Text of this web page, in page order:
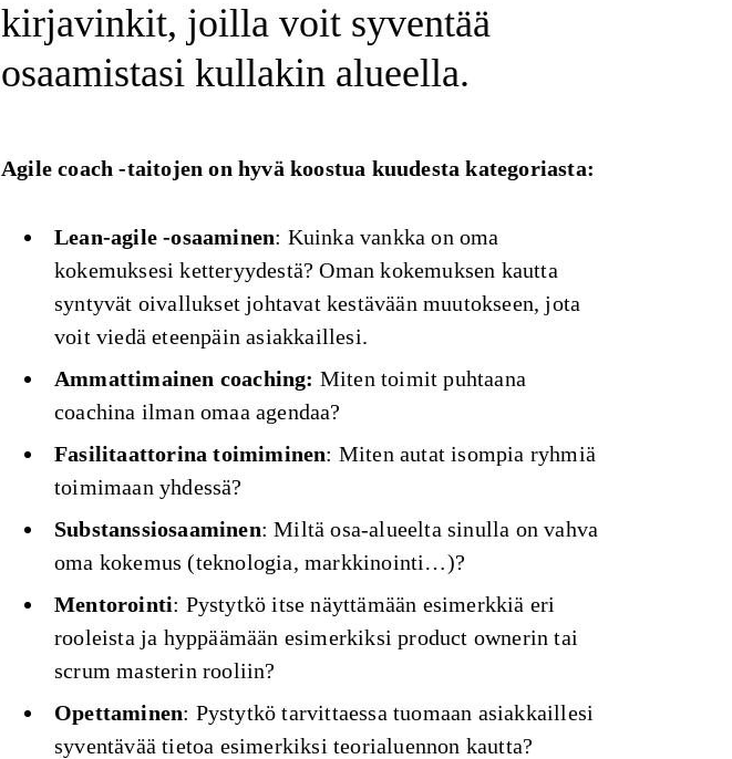
kirjavinkit, joilla voit syventää
osaamistasi kullakin alueella.
Agile coach -taitojen on hyvä koostua kuudesta kategoriasta:
Lean-agile -osaaminen: Kuinka vankka on oma
kokemuksesi ketteryydestä? Oman kokemuksen kautta
syntyvät oivallukset johtavat kestävään muutokseen, jota
voit viedä eteenpäin asiakkaillesi.
Ammattimainen coaching: Miten toimit puhtaana
coachina ilman omaa agendaa?
Fasilitaattorina toimiminen: Miten autat isompia ryhmiä
toimimaan yhdessä?
Substanssiosaaminen: Miltä osa-alueelta sinulla on vahva
oma kokemus (teknologia, markkinointi…)?
Mentorointi: Pystytkö itse näyttämään esimerkkiä eri
rooleista ja hyppäämään esimerkiksi product ownerin tai
scrum masterin rooliin?
Opettaminen: Pystytkö tarvittaessa tuomaan asiakkaillesi
syventävää tietoa esimerkiksi teorialuennon kautta?